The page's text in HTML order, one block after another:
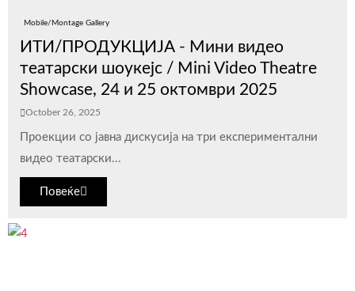
Mobile/Montage Gallery
ИТИ/ПРОДУКЦИЈА - Мини видео
театарски шоукејс / Mini Video Theatre
Showcase, 24 и 25 октомври 2025
October 26, 2025
Проекции со јавна дискусија на три експериментални
видео театарски...
Повеќе